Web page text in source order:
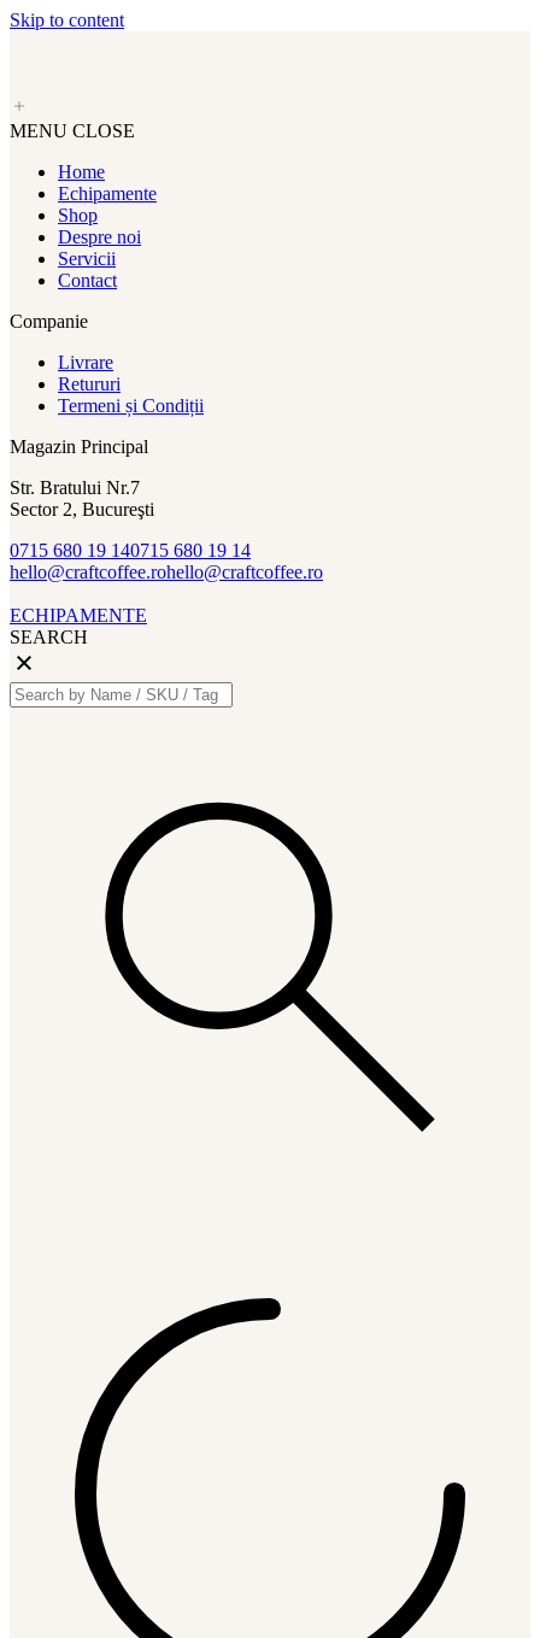
Skip to content
MENU CLOSE
Home
Echipamente
Shop
Despre noi
Servicii
Contact
Companie
Livrare
Retururi
Termeni și Condiții
Magazin Principal
Str. Bratului Nr.7
Sector 2, Bucureşti
0715 680 19 140715 680 19 14
hello@craftcoffee.rohello@craftcoffee.ro
ECHIPAMENTE
SEARCH